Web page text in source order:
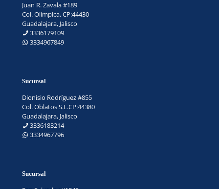
Juan R. Zavala #189
Col. Olímpica, CP:44430
Guadalajara, Jalisco
3336179109
3334967849
Sucursal
Dionisio Rodríguez #855
Col. Oblatos S.L.CP:44380
Guadalajara, Jalisco
3336183214
3334967796
Sucursal